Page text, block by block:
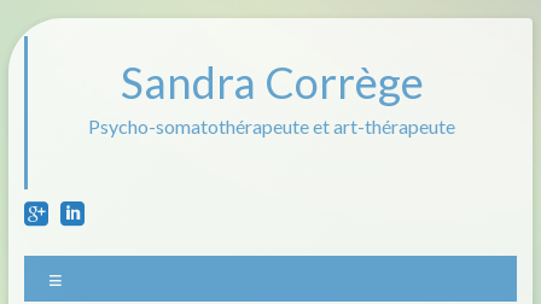
Aller
au
contenu
Sandra Corrège
Psycho-somatothérapeute et art-thérapeute